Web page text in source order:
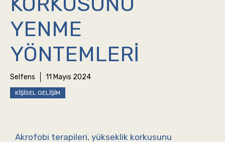
YENME
YÖNTEMLERI
Selfens 11 Mayıs 2024
KIŞISEL GELIŞIM
Akrofobi terapileri, yükseklik korkusunu